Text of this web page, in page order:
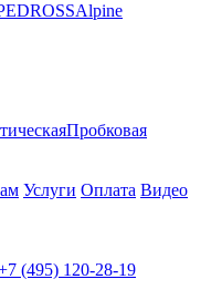
Alpine
Пробковая
Услуги Оплата Видео
(495) 120-28-19